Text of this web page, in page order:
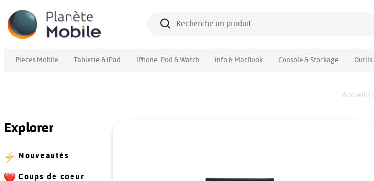
Pieces Mobile Tablette & iPad iPhone iPod & Watch Info & MacBook Console & Stockage Outils
Accueil /
Explorer
Nouveautés
Coups de coeur